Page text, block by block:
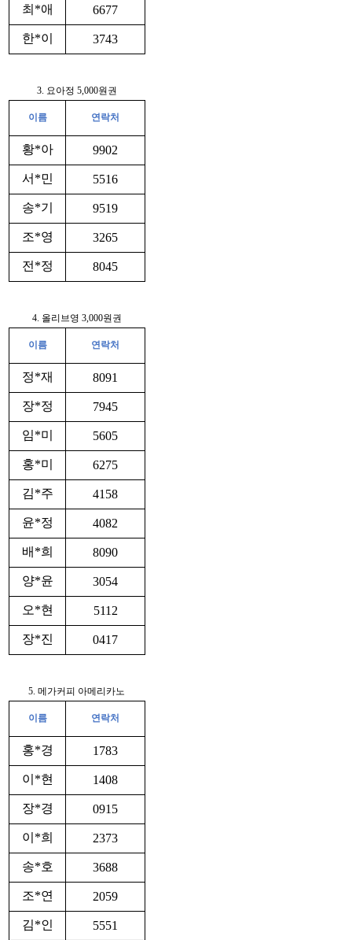
최*애 6677
한*이 3743
3. 요아정 5,000원권
이름 연락처
황*아 9902
서*민 5516
송*기 9519
조*영 3265
전*정 8045
4. 올리브영 3,000원권
이름 연락처
정*재 8091
장*정 7945
임*미 5605
홍*미 6275
김*주 4158
윤*정 4082
배*희 8090
양*윤 3054
오*현 5112
장*진 0417
5. 메가커피 아메리카노
이름 연락처
홍*경 1783
이*현 1408
장*경 0915
이*희 2373
송*호 3688
조*연 2059
김*인 5551